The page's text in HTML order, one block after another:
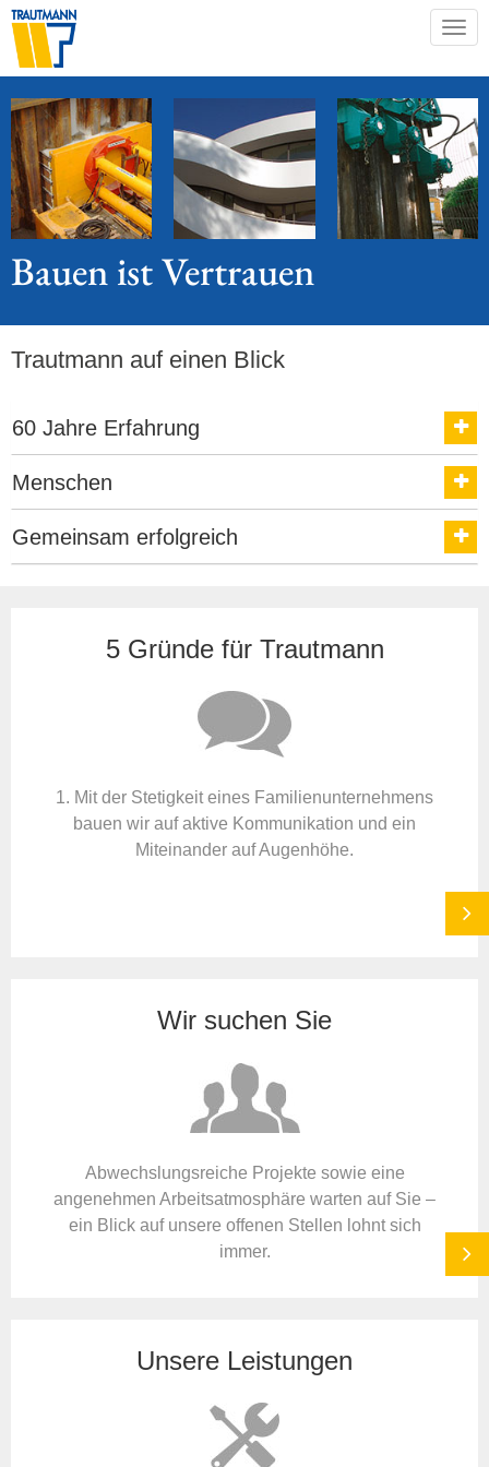
Bauen istVertrauen
Trautmann auf einen Blick
60 Jahre Erfahrung
Menschen
Gemeinsam erfolgreich
5 Gründe für Trautmann
1. Mit der Stetigkeit eines Familienunternehmens
bauen wir auf aktive Kommunikation und ein
Miteinander auf Augenhöhe.
Wir suchen Sie
Abwechslungsreiche Projekte sowie eine
angenehmen Arbeitsatmosphäre warten auf Sie –
ein Blick auf unsere offenen Stellen lohnt sich
immer.
Unsere Leistungen